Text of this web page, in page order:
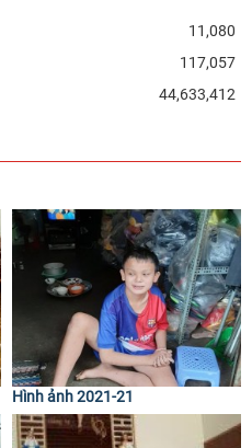
11,080
117,057
44,633,412
Hình ảnh 2021-21